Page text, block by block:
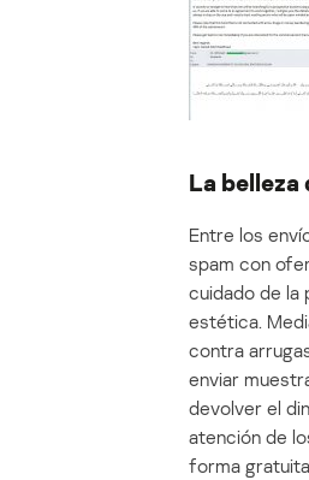
La belleza
Entre los
spam con
cuidado de la
estética.
contra
enviar
devolver el
atención de
forma